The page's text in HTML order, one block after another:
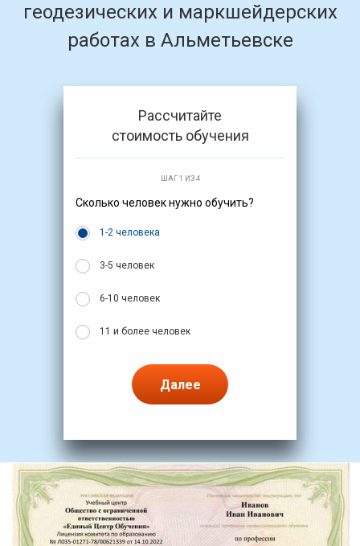
геодезических и маркшейдерских
работах в Альметьевске
Рассчитайте
стоимость обучения
ШАГ 1 ИЗ 4
Сколько человек нужно обучить?
1-2 человека
3-5 человек
6-10 человек
11 и более человек
Далее